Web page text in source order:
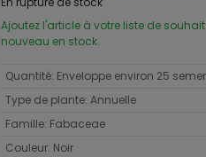
Ajoutez l'article à votre liste de
nouveau en stock.
Quantité: Enveloppe environ 25
Type de plante: Annuelle
Famille: Fabaceae
Couleur: Noir